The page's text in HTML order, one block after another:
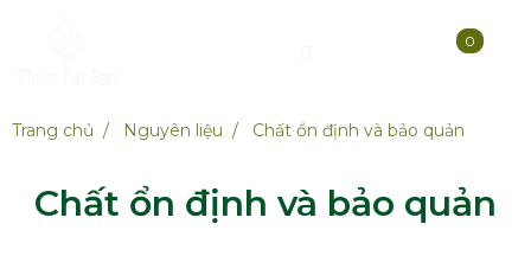
0
Trang chủ Nguyên liệu Chất ổn định và bảo quản
Chất ổn định và bảo quản